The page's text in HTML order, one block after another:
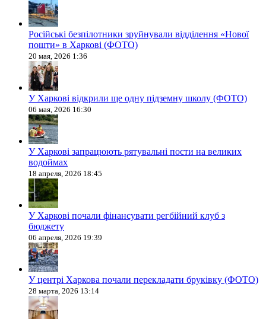
Російські безпілотники зруйнували відділення «Нової
пошти» в Харкові (ФОТО)
20 мая, 2026 1:36
У Харкові відкрили ще одну підземну школу (ФОТО)
06 мая, 2026 16:30
У Харкові запрацюють рятувальні пости на великих
водоймах
18 апреля, 2026 18:45
У Харкові почали фінансувати регбійний клуб з
бюджету
06 апреля, 2026 19:39
У центрі Харкова почали перекладати бруківку (ФОТО)
28 марта, 2026 13:14